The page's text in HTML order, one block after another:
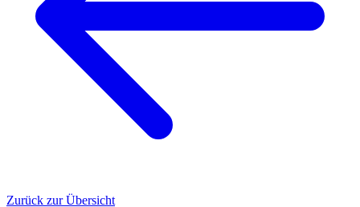
Zurück zur Übersicht